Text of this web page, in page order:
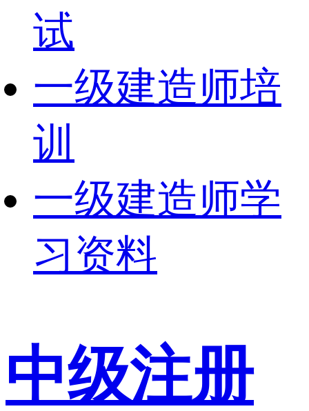
试
一级建造师培
训
一级建造师学
习资料
中级注册